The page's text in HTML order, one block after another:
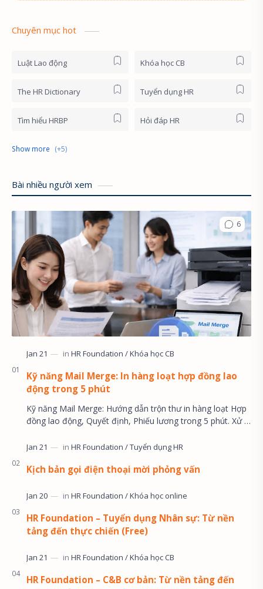
Chuyên mục hot
Luật Lao động Khóa học CB
The HR Dictionary Tuyển dụng HR
Tìm hiểu HRBP Hỏi đáp HR
HR News
HR First Principles
Bài nhiều người xem
Kỹ năng Mail Merge: In hàng loạt hợp đồng lao
động trong 5 phút
Kỹ năng Mail Merge: Hướng dẫn trộn thư in hàng loạt Hợp
đồng lao động, Quyết định, Phiếu lương trong 5 phút. Xử lý
Kịch bản gọi điện thoại mời phỏng vấn
HR Foundation – Tuyển dụng Nhân sự: Từ nền
tảng đến thực chiến (Free)
HR Foundation – C&B cơ bản: Từ nền tảng đến